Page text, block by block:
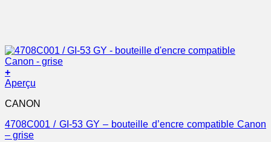
+
Aperçu
CANON
4708C001 / GI-53 GY – bouteille d’encre compatible Canon
– grise